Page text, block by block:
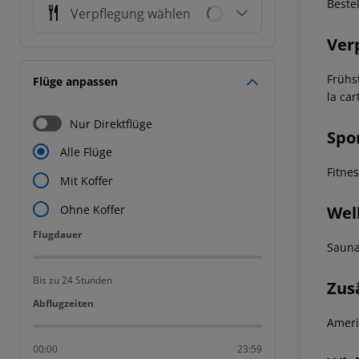
Verpflegung wählen
Flüge anpassen
Nur Direktflüge
Alle Flüge
Mit Koffer
Ohne Koffer
Flugdauer
Flugdauer
Bis zu 24 Stunden
Abflugzeiten
Abflugzeiten
00:00 23:59
la
Sauna